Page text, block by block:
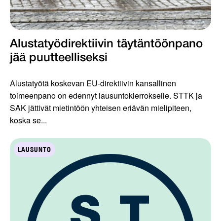
Alustatyödirektiivin täytäntöönpano
jää puutteelliseksi
Alustatyötä koskevan EU-direktiivin kansallinen
toimeenpano on edennyt lausuntokierrokselle. STTK ja
SAK jättivät mietintöön yhteisen eriävän mielipiteen,
koska se...
LAUSUNTO